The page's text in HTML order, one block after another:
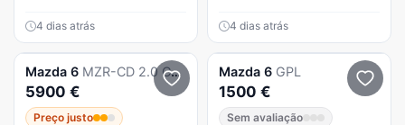
4 dias atrás 4 dias atrás
Mazda 6 MZR-CD 2.0 Comfort
5900 €
Preço justo
Mazda 6 GPL
1500 €
Sem avaliação